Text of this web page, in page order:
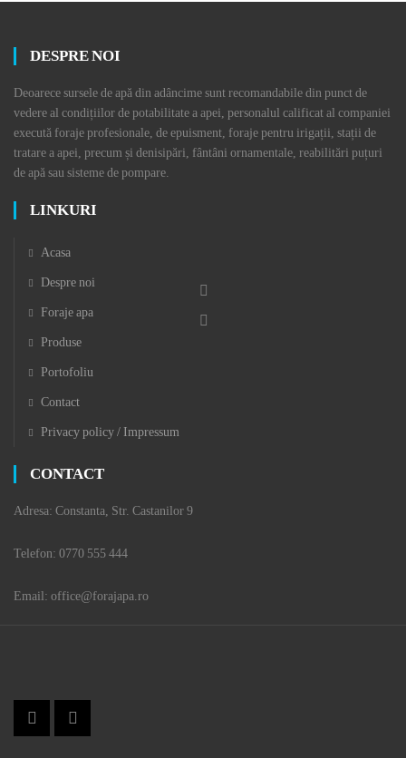
DESPRE NOI
Deoarece sursele de apă din adâncime sunt recomandabile din punct de
vedere al condițiilor de potabilitate a apei, personalul calificat al companiei
execută foraje profesionale, de epuisment, foraje pentru irigații, stații de
tratare a apei, precum și denisipări, fântâni ornamentale, reabilitări puțuri
de apă sau sisteme de pompare.
LINKURI
Acasa
Despre noi
Foraje apa
Produse
Portofoliu
Contact
Privacy policy / Impressum
CONTACT
Adresa: Constanta, Str. Castanilor 9
Telefon: 0770 555 444
Email: office@forajapa.ro